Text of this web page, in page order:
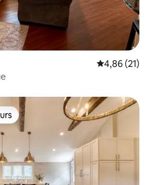
Évaluation
4,86 (21)
les plus appréciés